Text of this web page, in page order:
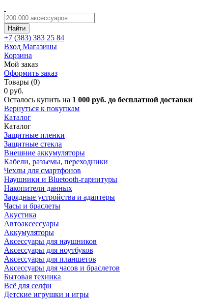
Найти
+7 (383) 383 25 84
Вход Магазины
Корзина
Мой заказ
Оформить заказ
Товары (0)
0 руб.
Осталось купить на 1 000 руб. до бесплатной доставки
Вернуться к покупкам
Каталог
Каталог
Защитные пленки
Защитные стекла
Внешние аккумуляторы
Кабели, разъемы, переходники
Чехлы для смартфонов
Наушники и Bluetooth-гарнитуры
Накопители данных
Зарядные устройства и адаптеры
Часы и браслеты
Акустика
Автоаксессуары
Аккумуляторы
Аксессуары для наушников
Аксессуары для ноутбуков
Аксессуары для планшетов
Аксессуары для часов и браслетов
Бытовая техника
Всё для селфи
Детские игрушки и игры